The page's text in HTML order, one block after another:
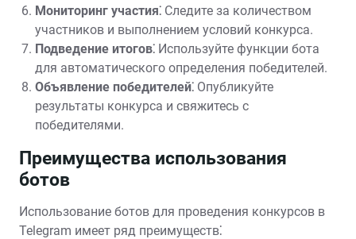
Мониторинг участия⁚ Следите за количеством
участников и выполнением условий конкурса.
Подведение итогов⁚ Используйте функции бота
для автоматического определения победителей.
Объявление победителей⁚ Опубликуйте
результаты конкурса и свяжитесь с
победителями.
Преимущества использования
ботов
Использование ботов для проведения конкурсов в
Telegram имеет ряд преимуществ⁚